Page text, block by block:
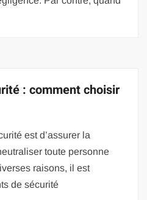
: comment choisir
est d’assurer la
toute personne
raisons, il est
de sécurité